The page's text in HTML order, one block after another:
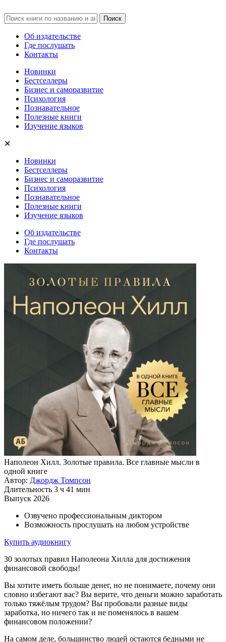
Об издательстве
Где послушать
Контакты
Новинки
Бестселлеры
Бизнес и саморазвитие
Психология
Познавательное
Полезные книги
Изучение языков
✕
Новинки
Бестселлеры
Бизнес и саморазвитие
Психология
Познавательное
Полезные книги
Изучение языков
Об издательстве
Где послушать
Контакты
Наполеон Хилл. Золотые правила. Все главные мысли в
одной книге
Автор: Джордж Томпсон
Длительность 3 ч 41 мин
Выпуск 2026
Озвучено профессиональным диктором
Возможность прослушать на любом устройстве
Купить аудиокнигу
30 золотых правил Наполеона Хилла для достижения
финансовой свободы!
Вы хотите иметь больше денег, но не понимаете, почему они
словно избегают вас? Вы верите, что деньги можно заработать
только тяжёлым трудом? Вы пробовали разные виды
заработка, но ничего так и не поменялось в вашем
финансовом положении?
На самом деле, большинство людей остаются бедными не